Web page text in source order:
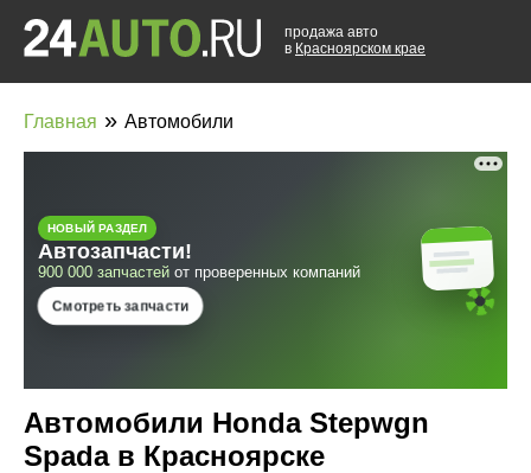
продажа авто
в Красноярском крае
Главная » Автомобили
Автомобили Honda Stepwgn
Spada в Красноярске